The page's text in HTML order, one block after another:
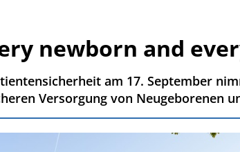
newborn and
am 17. September
Versorgung von Neugeborenen